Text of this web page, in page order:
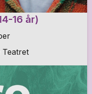
16 år)
Teatret